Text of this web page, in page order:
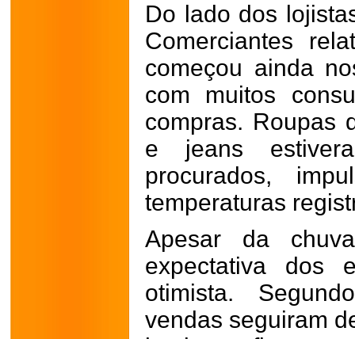
Do lado dos
Comerciantes
começou ainda
com muitos
compras. Roupas
e jeans
procurados,
temperaturas
Apesar da
expectativa dos
otimista.
vendas seguiram